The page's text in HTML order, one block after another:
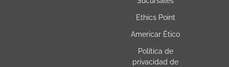
Ethics Point
Americar Ético
Política de
privacidad de